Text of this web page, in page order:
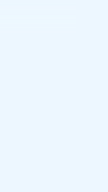
de